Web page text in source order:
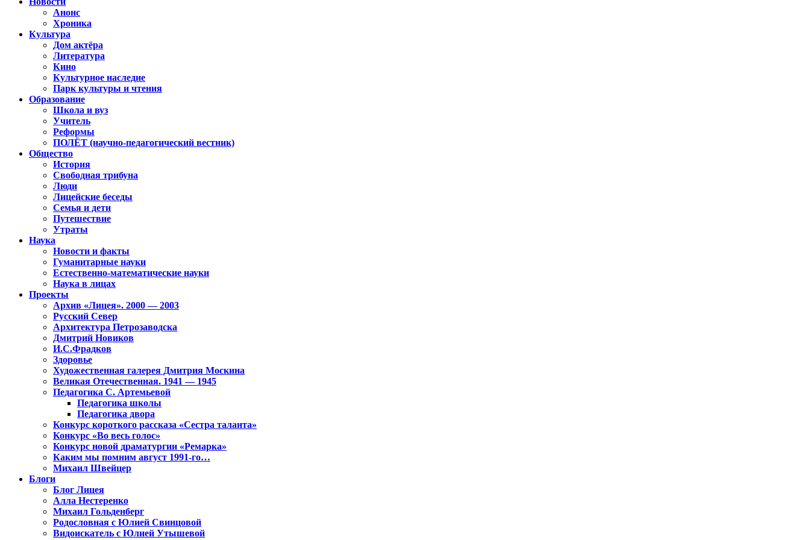
Анонс
Хроника
Культура
Дом актёра
Литература
Кино
Культурное наследие
Парк культуры и чтения
Образование
Школа и вуз
Учитель
Реформы
ПОЛЁТ (научно-педагогический вестник)
Общество
История
Свободная трибуна
Люди
Лицейские беседы
Семья и дети
Путешествие
Утраты
Наука
Новости и факты
Гуманитарные науки
Естественно-математические науки
Наука в лицах
Проекты
Архив «Лицея». 2000 — 2003
Русский Север
Архитектура Петрозаводска
Дмитрий Новиков
И.С.Фрадков
Здоровье
Художественная галерея Дмитрия Москина
Великая Отечественная. 1941 — 1945
Педагогика С. Артемьевой
Педагогика школы
Педагогика двора
Конкурс короткого рассказа «Сестра таланта»
Конкурс «Во весь голос»
Конкурс новой драматургии «Ремарка»
Каким мы помним август 1991-го…
Михаил Швейцер
Блоги
Блог Лицея
Алла Нестеренко
Михаил Гольденберг
Родословная с Юлией Свинцовой
Видоискатель с Юлией Утышевой